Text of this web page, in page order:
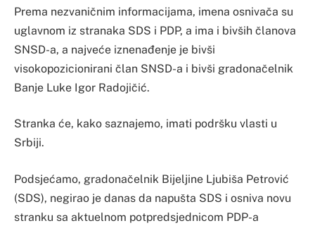
Prema nezvaničnim informacijama, imena osnivača su
uglavnom iz stranaka SDS i PDP, a ima i bivših članova
SNSD-a, a najveće iznenađenje je bivši
visokopozicionirani član SNSD-a i bivši gradonačelnik
Banje Luke Igor Radojičić.
Stranka će, kako saznajemo, imati podršku vlasti u
Srbiji.
Podsjećamo, gradonačelnik Bijeljine Ljubiša Petrović
(SDS), negirao je danas da napušta SDS i osniva novu
stranku sa aktuelnom potpredsjednicom PDP-a